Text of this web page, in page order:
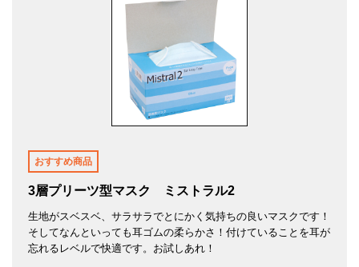
おすすめ商品
3層プリーツ型マスク ミストラル2
生地がスベスベ、サラサラでとにかく気持ちの良いマスクです！
そしてなんといっても耳ゴムの柔らかさ！付けていることを耳が
忘れるレベルで快適です。お試しあれ！